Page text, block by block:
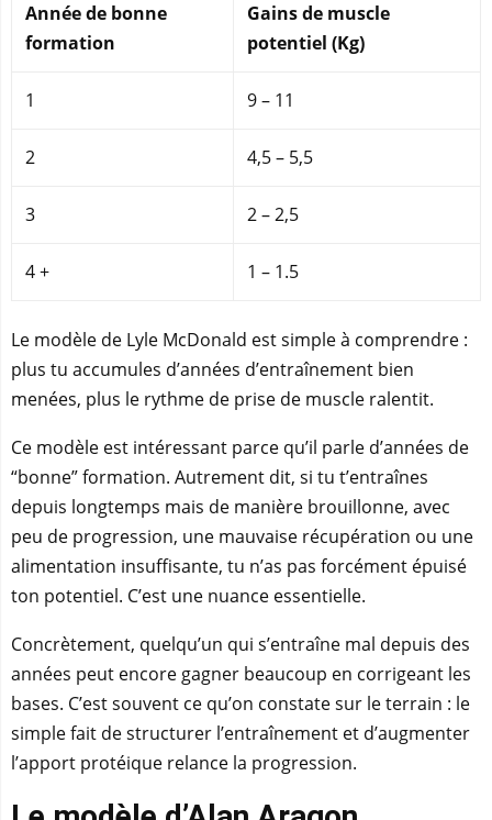
Année de bonne
formation
Gains de muscle
potentiel (Kg)
1 9 – 11
2 4,5 – 5,5
3 2 – 2,5
4 + 1 – 1.5
Le modèle de Lyle McDonald est simple à comprendre :
plus tu accumules d’années d’entraînement bien
menées, plus le rythme de prise de muscle ralentit.
Ce modèle est intéressant parce qu’il parle d’années de
“bonne” formation. Autrement dit, si tu t’entraînes
depuis longtemps mais de manière brouillonne, avec
peu de progression, une mauvaise récupération ou une
alimentation insuffisante, tu n’as pas forcément épuisé
ton potentiel. C’est une nuance essentielle.
Concrètement, quelqu’un qui s’entraîne mal depuis des
années peut encore gagner beaucoup en corrigeant les
bases. C’est souvent ce qu’on constate sur le terrain : le
simple fait de structurer l’entraînement et d’augmenter
l’apport protéique relance la progression.